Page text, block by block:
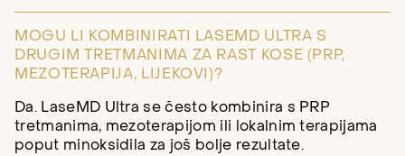
MOGU LI KOMBINIRATI LASEMD ULTRA S
DRUGIM TRETMANIMA ZA RAST KOSE (PRP,
MEZOTERAPIJA, LIJEKOVI)?
Da. LaseMD Ultra se često kombinira s PRP
tretmanima, mezoterapijom ili lokalnim terapijama
poput minoksidila za još bolje rezultate.